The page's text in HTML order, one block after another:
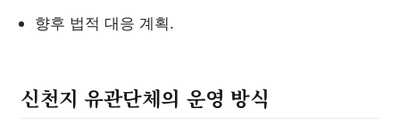
향후 법적 대응 계획.
신천지 유관단체의 운영 방식